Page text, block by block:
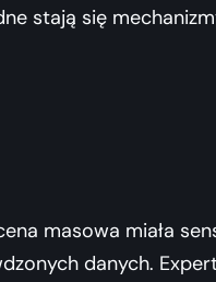
stają się
masowa miała
danych.